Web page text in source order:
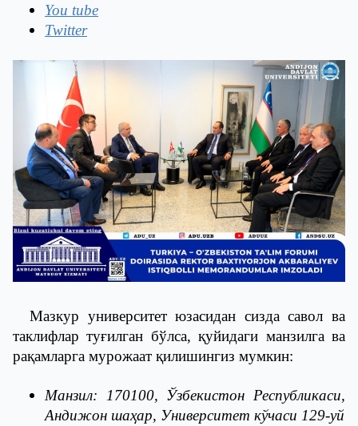
You tube
Twitter
Мазкур университет юзасидан сизда савол ва
таклифлар туғилган бўлса, қуйидаги манзилга ва
рақамларга мурожаат қилишингиз мумкин:
Манзил: 170100, Ўзбекистон Республикаси,
Андижон шаҳар, Университет кўчаси 129-уй